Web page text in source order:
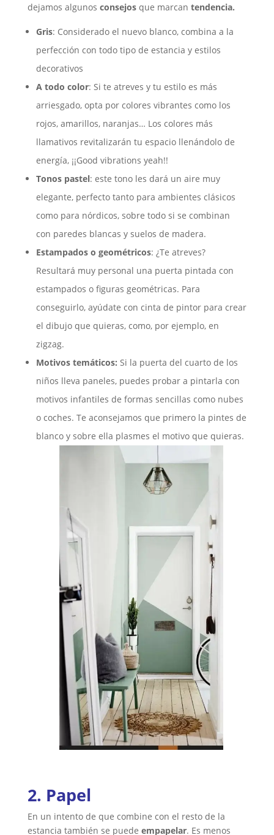
dejamos algunos consejosque marcan tendencia.
Gris: Considerado el nuevo blanco, combina a la
perfección con todo tipo de estancia y estilos
decorativos
A todo color: Si te atreves y tu estilo es más
arriesgado, opta por colores vibrantes como los
rojos, amarillos, naranjas… Los colores más
llamativos revitalizarán tu espacio llenándolo de
energía, ¡¡Good vibrations yeah!!
Tonos pastel: este tono les dará un aire muy
elegante, perfecto tanto para ambientes clásicos
como para nórdicos, sobre todo si se combinan
con paredes blancas y suelos de madera.
Estampados o geométricos: ¿Te atreves?
Resultará muy personal una puerta pintada con
estampados o figuras geométricas. Para
conseguirlo, ayúdate con cinta de pintor para crear
el dibujo que quieras, como, por ejemplo, en
zigzag.
Motivos temáticos: Si la puerta del cuarto de los
niños lleva paneles, puedes probar a pintarla con
motivos infantiles de formas sencillas como nubes
o coches. Te aconsejamos que primero la pintes de
blanco y sobre ella plasmes el motivo que quieras.
2. Papel
En un intento de que combine con el resto de la
estancia también se puede empapelar. Es menos